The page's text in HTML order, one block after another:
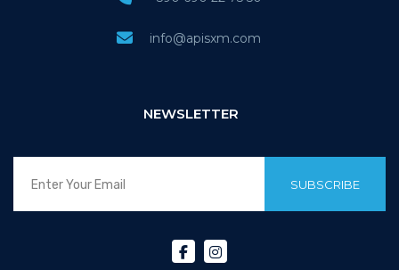
info@apisxm.com
NEWSLETTER
SUBSCRIBE